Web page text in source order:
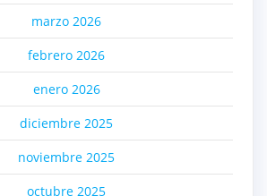
marzo 2026
febrero 2026
enero 2026
diciembre 2025
noviembre 2025
octubre 2025